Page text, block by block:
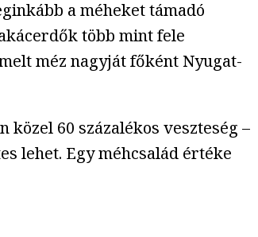
a méheket támadó
több mint fele
méz nagyját főként Nyugat-
60 százalékos veszteség –
lehet. Egy méhcsalád értéke